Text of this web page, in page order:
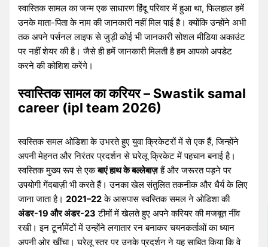
स्वास्तिक सामल का जन्म एक साधारण हिंदू परिवार में हुआ था, फिलहाल हमें
उनके माता-पिता के नाम की जानकारी नहीं मिल पाई है। क्योंकि उन्होंने अभी
तक अपने पर्सनल लाइफ से जुड़ी कोई भी जानकारी सोशल मीडिया अकाउंट
पर नहीं शेयर की है। जैसे ही हमें जानकारी मिलती है हम आपको अपडेट
करने की कोशिश करेंगे।
स्वास्तिक सामल का करियर – Swastik samal
career (ipl team 2026)
स्वस्तिक समल ओडिशा के उभरते हुए युवा क्रिकेटरों में से एक हैं, जिन्होंने
अपनी मेहनत और निरंतर प्रदर्शन से घरेलू क्रिकेट में पहचान बनाई है।
स्वस्तिक मुख्य रूप से एकबाएं हाथ के बल्लेबाज़हैं और जरूरत पड़ने पर
उपयोगी गेंदबाज़ी भी करते हैं। उनका खेल संतुलित तकनीक और धैर्य के लिए
जाना जाता है।2021–22के आसपास स्वस्तिक समल ने ओडिशा की
अंडर-19 और अंडर-23 टीमों में खेलते हुए अपने करियर की मजबूत नींव
रखी। इन टूर्नामेंटों में उन्होंने लगातार रन बनाकर चयनकर्ताओं का ध्यान
अपनी ओर खींचा। घरेलू स्तर पर उनके प्रदर्शन ने यह साबित किया कि वे